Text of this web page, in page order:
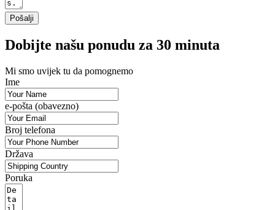
Pošalji
Dobijte našu ponudu za 30 minuta
Mi smo uvijek tu da pomognemo
Ime
e-pošta (obavezno)
Broj telefona
Država
Poruka